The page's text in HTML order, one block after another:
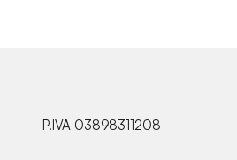
P.IVA 03898311208